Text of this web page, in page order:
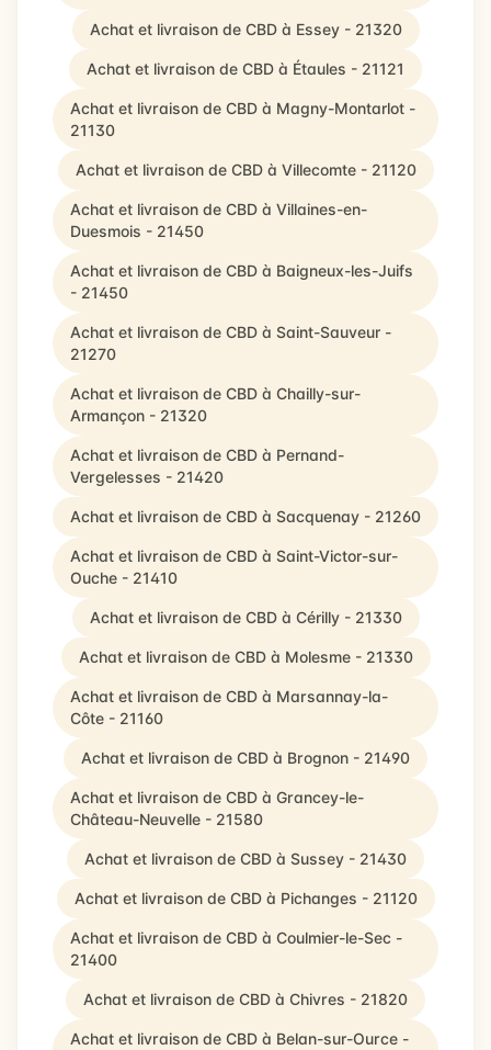
Achat et livraison de CBD à Essey - 21320
Achat et livraison de CBD à Étaules - 21121
Achat et livraison de CBD à Magny-Montarlot -
21130
Achat et livraison de CBD à Villecomte - 21120
Achat et livraison de CBD à Villaines-en-
Duesmois - 21450
Achat et livraison de CBD à Baigneux-les-Juifs
- 21450
Achat et livraison de CBD à Saint-Sauveur -
21270
Achat et livraison de CBD à Chailly-sur-
Armançon - 21320
Achat et livraison de CBD à Pernand-
Vergelesses - 21420
Achat et livraison de CBD à Sacquenay - 21260
Achat et livraison de CBD à Saint-Victor-sur-
Ouche - 21410
Achat et livraison de CBD à Cérilly - 21330
Achat et livraison de CBD à Molesme - 21330
Achat et livraison de CBD à Marsannay-la-
Côte - 21160
Achat et livraison de CBD à Brognon - 21490
Achat et livraison de CBD à Grancey-le-
Château-Neuvelle - 21580
Achat et livraison de CBD à Sussey - 21430
Achat et livraison de CBD à Pichanges - 21120
Achat et livraison de CBD à Coulmier-le-Sec -
21400
Achat et livraison de CBD à Chivres - 21820
Achat et livraison de CBD à Belan-sur-Ource -